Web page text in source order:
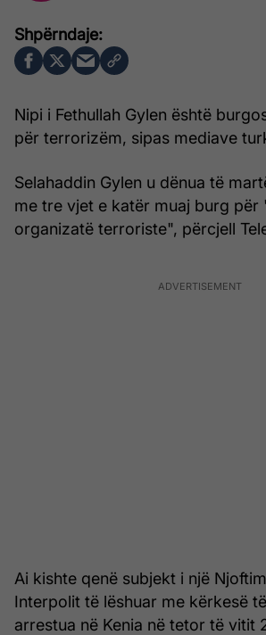
Nipi i Fethullah Gylen është
për terrorizëm, sipas mediave
Selahaddin Gylen u dënua të
me tre vjet e katër muaj burg për
organizatë terroriste", përcjell
Ai kishte qenë subjekt i një
Interpolit të lëshuar me kërkesë
arrestua në Kenia në tetor të vitit